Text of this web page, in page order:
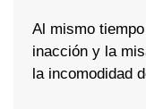
Al mismo
inacción y la
la incomodidad